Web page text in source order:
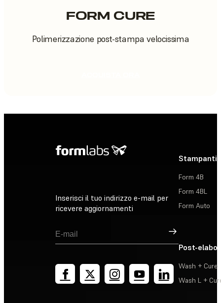
FORM CURE
Polimerizzazione post-stampa velocissima
Inserisci il tuo indirizzo e-mail per
ricevere aggiornamenti
Registrati
Stampanti
Form 4B
Form 4BL
Form Auto
Post-
Wash + Cure
Wash L +